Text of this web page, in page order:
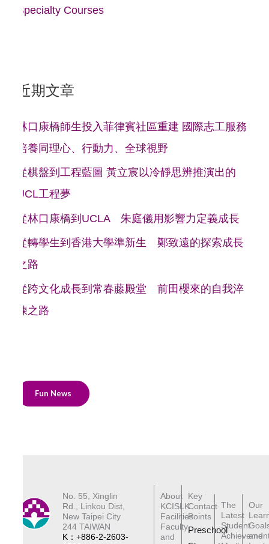
Specialty Courses
近期文章
林口康橋師生投入菲律賓社區重建 國際志工服務
培養同理心、行動力、全球視野
從棋盤到工程藍圖 黃立宸以冷靜思辨推演出的
UCL工程夢
從林口康橋到UCLA 朱庭儀用影響力定義成長
從轉學生到香港大學準新生 鄭致遠的探索成長
之路
從跨文化成長到常春藤殿堂 前田櫻來的自我淬
鍊之路
Fun News
No. 55, Xinglin
Rd., Linkou Dist,
New Taipei City
244 TAIWAN
K：+886-2-2603-
About
KCISLK
Facilities
Faculty
and
Key
Contact
Points
Preschool
The
Latest
Student
Our
and